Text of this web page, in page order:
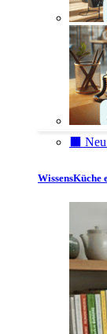
⬛️
WissensKüche